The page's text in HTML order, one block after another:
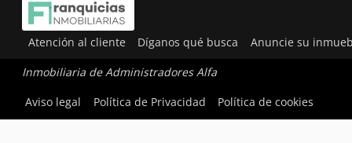
Atención al cliente Díganos qué busca Anuncie su
Inmobiliaria de Administradores Alfa
Aviso legal
Política de Privacidad Política de cookies